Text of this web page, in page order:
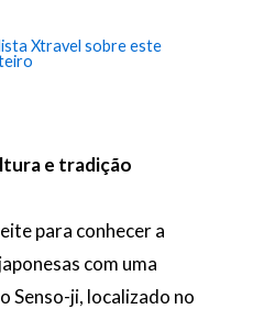
Xtravel sobre este
e tradição
para conhecer a
com uma
Senso-ji, localizado no